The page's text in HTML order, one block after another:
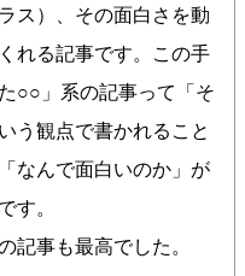
ス）、その面白さを動
れる記事です。この手
○○」系の記事って「そ
う観点で書かれること
なんで面白いのか」が
す。
記事も最高でした。